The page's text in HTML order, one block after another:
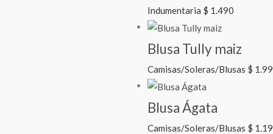
Indumentaria $ 1.490
Blusa Tully maiz
Camisas/Soleras/Blusas $
Blusa Ágata
Camisas/Soleras/Blusas $